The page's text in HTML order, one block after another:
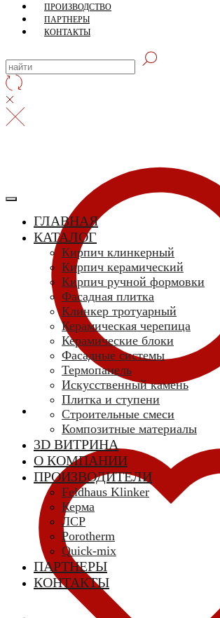
ПРОИЗВОДСТВО
ПАРТНЕРЫ
КОНТАКТЫ
ГЛАВНАЯ
КАТАЛОГ
Кирпич клинкерный
Кирпич керамический
Кирпич ручной формовки
Фасадная плитка
Клинкер тротуарный
Керамическая черепица
Керамические блоки
Фасадные системы
Термопанель
Искусственный камень
Плитка и ступени
Строительные смеси
Композитные материалы
3D ВИТРИНА
О КОМПАНИИ
ПРОИЗВОДИТЕЛИ
Feldhaus Klinker
Керма
ЛСР
Porotherm
Quick-mix
ПАРТНЕРЫ
КОНТАКТЫ